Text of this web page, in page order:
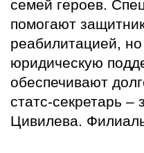
семей героев.
помогают
реабилитацией,
юридическую
обеспечивают
статс-секретарь
Цивилева.